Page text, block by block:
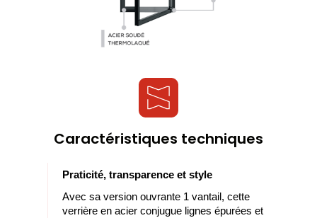
Caractéristiques techniques
Praticité, transparence et style
Avec sa version ouvrante 1 vantail, cette
verrière en acier conjugue lignes épurées et